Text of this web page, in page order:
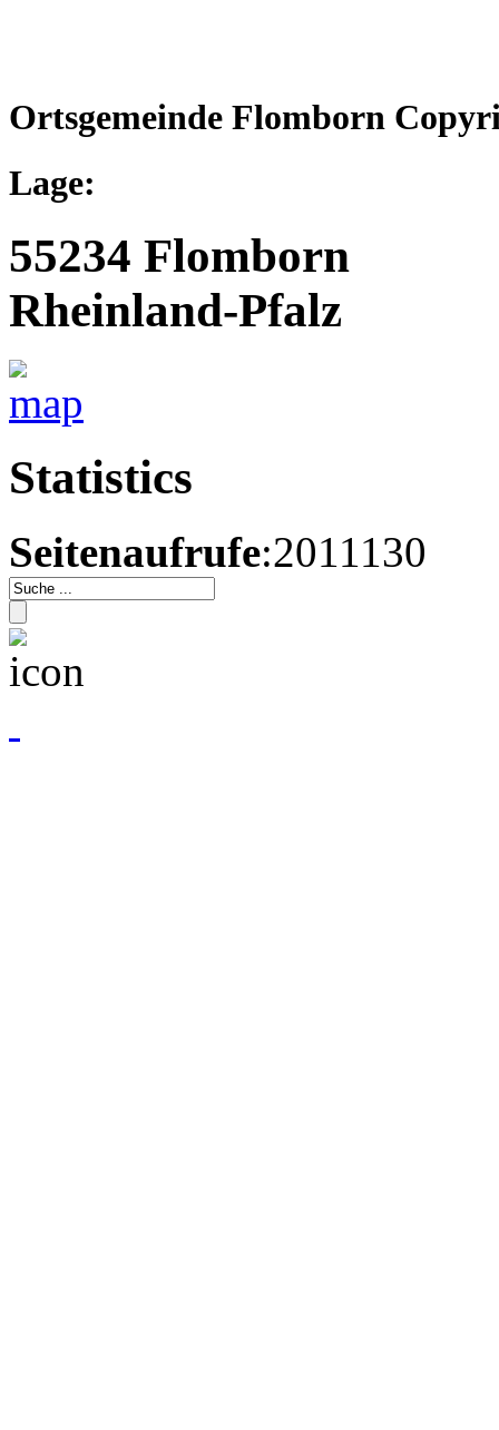
Ortsgemeinde Flomborn
Lage:
55234 Flomborn
Rheinland-Pfalz
Statistics
Seitenaufrufe:2011130